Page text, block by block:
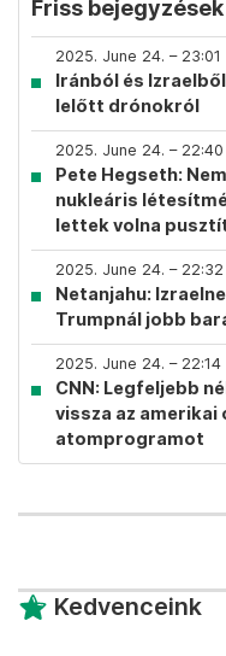
Friss bejegyzések
2025. June 24. – 23:01
Iránból és
lelőtt drónokról
2025. June 24. – 22:40
Pete Hegseth:
nukleáris
lettek volna
2025. June 24. – 22:32
Netanjahu:
Trumpnál jobb
2025. June 24. – 22:14
CNN: Legfeljebb
vissza az amerikai
atomprogramot
Kedvenceink